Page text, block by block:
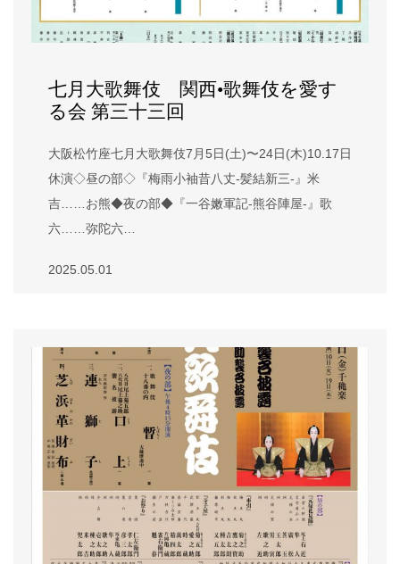
七月大歌舞伎 関西•歌舞伎を愛す
る会 第三十三回
大阪松竹座七月大歌舞伎7月5日(土)〜24日(木)10.17日
休演◇昼の部◇『梅雨小袖昔八丈-髪結新三-』米
吉……お熊◆夜の部◆『一谷嫩軍記-熊谷陣屋-』歌
六……弥陀六…
2025.05.01